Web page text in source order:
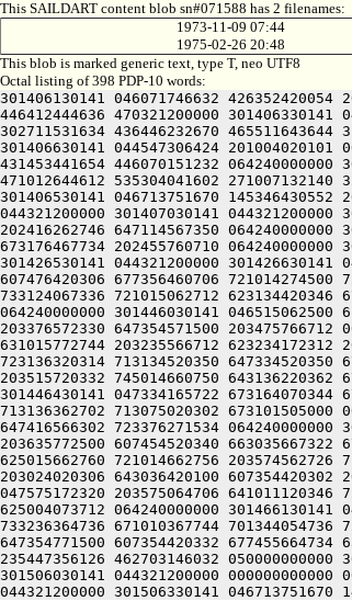
This SAILDART content blob sn#071588 has 2 filenames:
1973-11-09 07:44
1975-02-26 20:48
This blob is marked generic text, type T, neo UTF8
Octal listing of 398 PDP-10 words:
301406130141 046071746632 426352420054
446412444636 470321200000 301406330141
302711531634 436446232670 465511643644
301406630141 044547306424 201004020101
431453441654 446070151232 064240000000
471012644612 535304041602 271007132140
301406530141 046713751670 145346430552
044321200000 301407030141 044321200000
202416262746 647114567350 064240000000
673176467734 202455760710 064240000000
301426530141 044321200000 301426630141
607476420306 677356460706 721014274500
733124067336 721015062712 623134420346
064240000000 301446030141 046515062500
203376572330 647354571500 203475766712
631015772744 203235566712 623234172312
723136320314 713134520350 647334520350
203515720332 745014660750 643136220362
301446430141 047334165722 673164070344
713136362702 713075020302 673101505000
647416566302 723376271534 064240000000
203635772500 607454520340 663035667322
625015662760 721014662756 203574562726
203024020306 643036420100 607354420302
047575172320 203575064706 641011120346
625004073712 064240000000 301466130141
733236364736 671010367744 701344054736
647354771500 607354420332 677455664734
235447356126 462703146032 050000000000
301506030141 044321200000 000000000000
044321200000 301506330141 046713751670